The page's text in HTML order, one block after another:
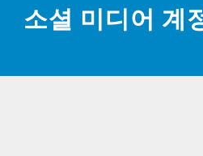
소셜 미디어 계